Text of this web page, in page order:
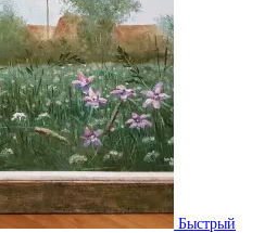
Быстрый